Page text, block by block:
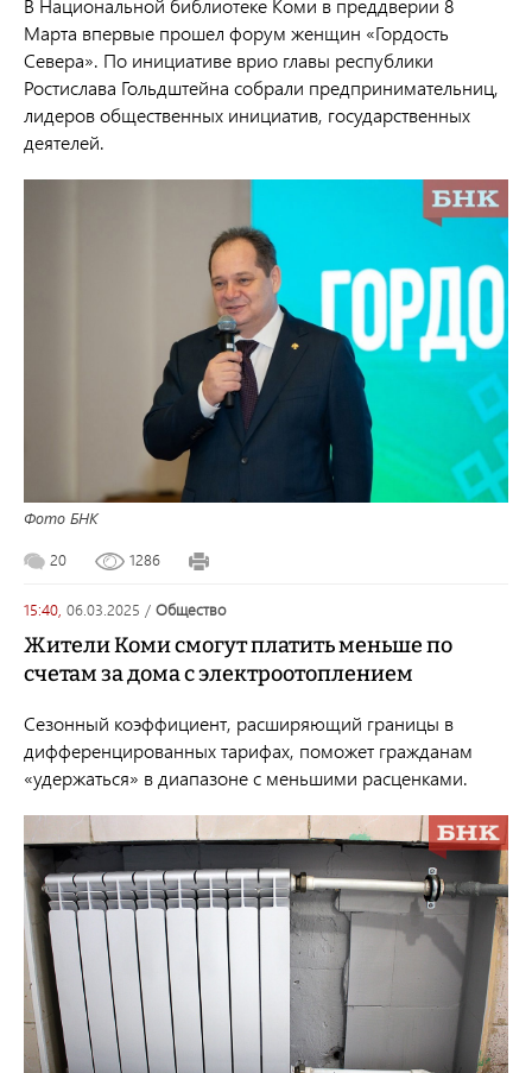
В Национальной библиотеке Коми в преддверии 8
Марта впервые прошел форум женщин «Гордость
Севера». По инициативе врио главы республики
Ростислава Гольдштейна собрали предпринимательниц,
лидеров общественных инициатив, государственных
деятелей.
Фото БНК
20 1286
15:40, 06.03.2025 / общество
Жители Коми смогут платить меньше по
счетам за дома с электроотоплением
Сезонный коэффициент, расширяющий границы в
дифференцированных тарифах, поможет гражданам
«удержаться» в диапазоне с меньшими расценками.